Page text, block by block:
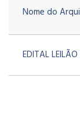
Nome do
EDITAL